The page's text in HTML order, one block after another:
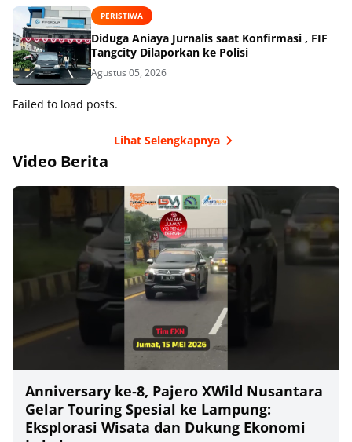
PERISTIWA
Diduga Aniaya Jurnalis saat Konfirmasi , FIF
Tangcity Dilaporkan ke Polisi
Agustus 05, 2026
Failed to load posts.
Lihat Selengkapnya
Video Berita
Anniversary ke‑8, Pajero XWild Nusantara
Gelar Touring Spesial ke Lampung:
Eksplorasi Wisata dan Dukung Ekonomi